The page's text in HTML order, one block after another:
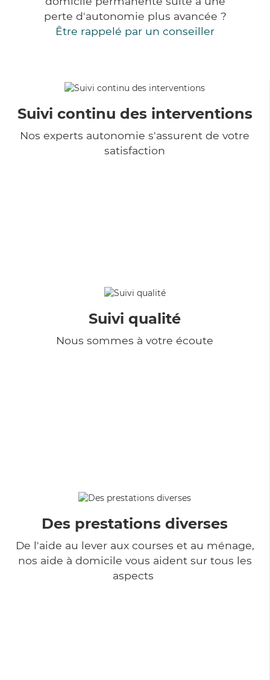
perte d'autonomie plus avancée ?
Être rappelé par un conseiller
Suivi continu des interventions
Nos experts autonomie s'assurent de votre
satisfaction
Suivi qualité
Nous sommes à votre écoute
Des prestations diverses
De l'aide au lever aux courses et au ménage,
nos aide à domicile vous aident sur tous les
aspects